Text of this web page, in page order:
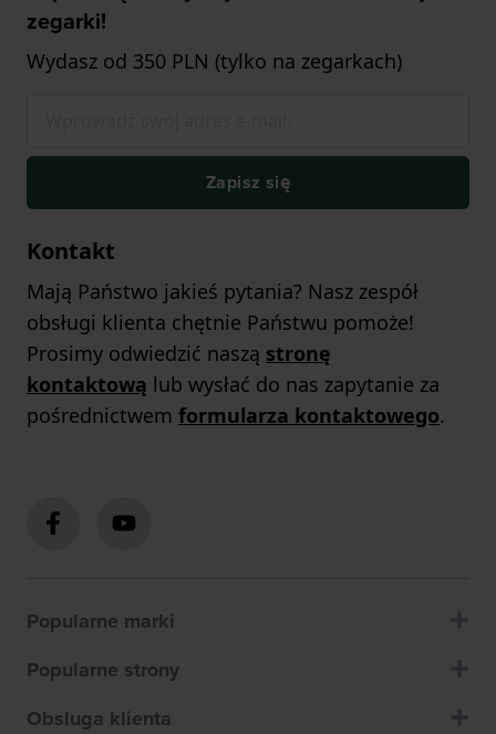
zegarki!
Wydasz od 350 PLN (tylko na zegarkach)
Zapisz się
Kontakt
Mają Państwo jakieś pytania? Nasz zespół
obsługi klienta chętnie Państwu pomoże!
Prosimy odwiedzić naszą stronę
kontaktową lub wysłać do nas zapytanie za
pośrednictwem formularza kontaktowego.
Popularne marki
Popularne strony
Obsluga klienta